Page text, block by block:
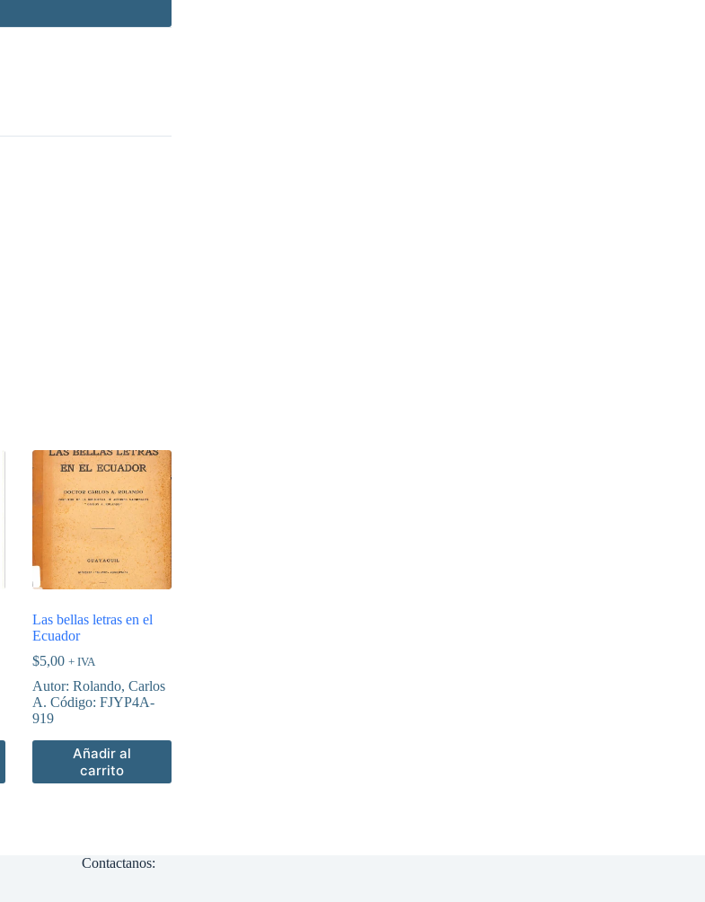
Las bellas letras en el
Ecuador
$5,00 + IVA
Autor: Rolando, Carlos
A. Código: FJYP4A-
919
Añadir al
carrito
Contactanos: